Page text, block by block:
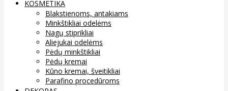
KOSMETIKA
Blakstienoms, antakiams
Minkštikliai odelėms
Nagų stiprikliai
Aliejukai odelėms
Pėdų minkštikliai
Pėdų kremai
Kūno kremai, šveitikliai
Parafino procedūroms